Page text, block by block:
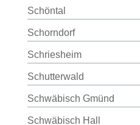
Schöntal
Schorndorf
Schriesheim
Schutterwald
Schwäbisch Gmünd
Schwäbisch Hall